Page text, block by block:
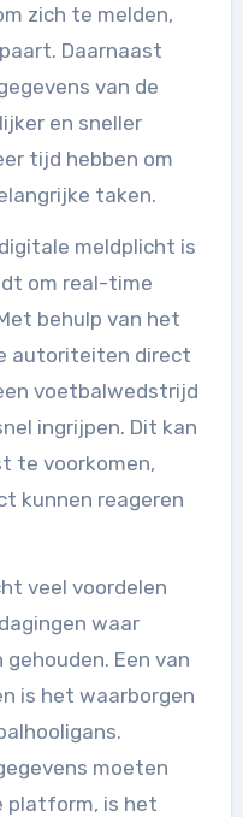
zich te melden,
Daarnaast
van de
en sneller
tijd hebben om
taken.
meldplicht is
om real-time
behulp van het
autoriteiten direct
voetbalwedstrijd
ingrijpen. Dit kan
te voorkomen,
kunnen reageren
veel voordelen
waar
Een van
is het waarborgen
moeten
platform, is het